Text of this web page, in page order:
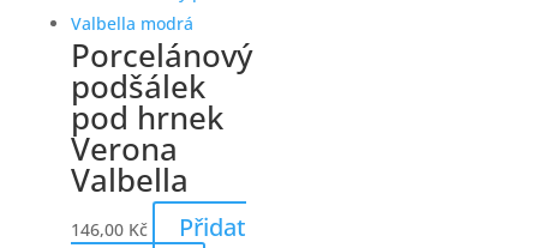
Porcelánový
podšálek
pod hrnek
Verona
Valbella
146,00 Kč
Přidat